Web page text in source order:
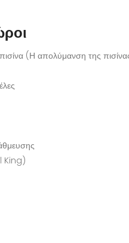
πισίνα (Η απολύμανση της
King)